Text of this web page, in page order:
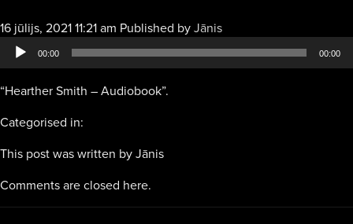
16 jūlijs, 2021 11:21 am Published byJānisAudio
atskaņotājs
00:00 00:00
“Hearther Smith – Audiobook”.
Categorised in:
This post was written by Jānis
Comments are closed here.